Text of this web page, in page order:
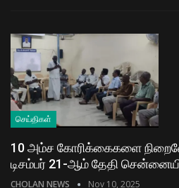
செய்திகள்
10 அம்ச கோரிக்கைகளை
டிசம்பர் 21-ஆம் தேதி
CHOLAN NEWS Nov 10, 2025